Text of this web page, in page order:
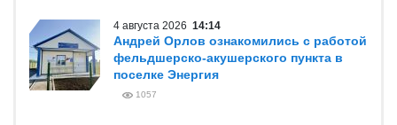
4 августа 2026 14:14
Андрей Орлов ознакомились с работой
фельдшерско-акушерского пункта в
поселке Энергия
1057